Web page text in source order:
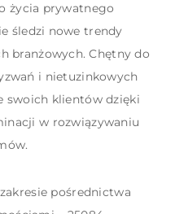
życia prywatnego
śledzi nowe trendy
branżowych. Chętny do
i nietuzinkowych
swoich klientów dzięki
w rozwiązywaniu
pośrednictwa